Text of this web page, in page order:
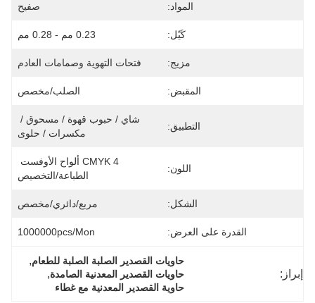
المواد: صفيح
كَيّل: 0.23 مم - 0.28 مم
مزيج: فتحات التهوية وصمامات العادم
المقبض: الصلب/مخصص
التطبيق:
مكسرات / حلوى
اللون:
الطباعة/التخصيص
الشكل: مربع/دائري/مخصص
القدرة على العرض: 1000000pcs/mon
إبراز:
حاويات القصدير الصلبة الصلبة للطعام,
حاويات القصدير المعدنية الصامدة,
حاوية القصدير المعدنية مع غطاء